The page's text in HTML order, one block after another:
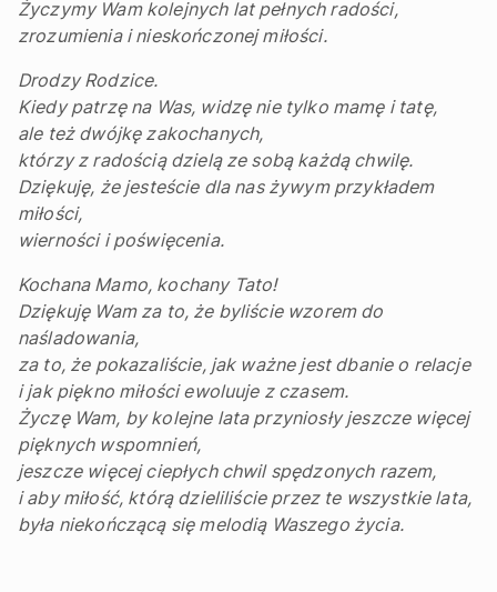
Życzymy Wam kolejnych lat pełnych radości,
zrozumienia i nieskończonej miłości.
Drodzy Rodzice.
Kiedy patrzę na Was, widzę nie tylko mamę i tatę,
ale też dwójkę zakochanych,
którzy z radością dzielą ze sobą każdą chwilę.
Dziękuję, że jesteście dla nas żywym przykładem
miłości,
wierności i poświęcenia.
Kochana Mamo, kochany Tato!
Dziękuję Wam za to, że byliście wzorem do
naśladowania,
za to, że pokazaliście, jak ważne jest dbanie o relacje
i jak piękno miłości ewoluuje z czasem.
Życzę Wam, by kolejne lata przyniosły jeszcze więcej
pięknych wspomnień,
jeszcze więcej ciepłych chwil spędzonych razem,
i aby miłość, którą dzieliliście przez te wszystkie lata,
była niekończącą się melodią Waszego życia.